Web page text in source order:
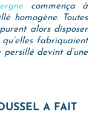
commença à
homogène. Toutes
alors disposer
fabriquaient
devint d’une
A FAIT